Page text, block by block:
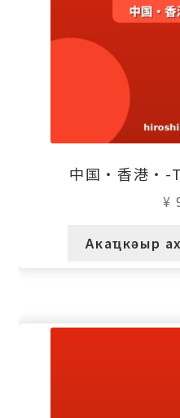
中国・香港・
¥
Акаҵкәыр